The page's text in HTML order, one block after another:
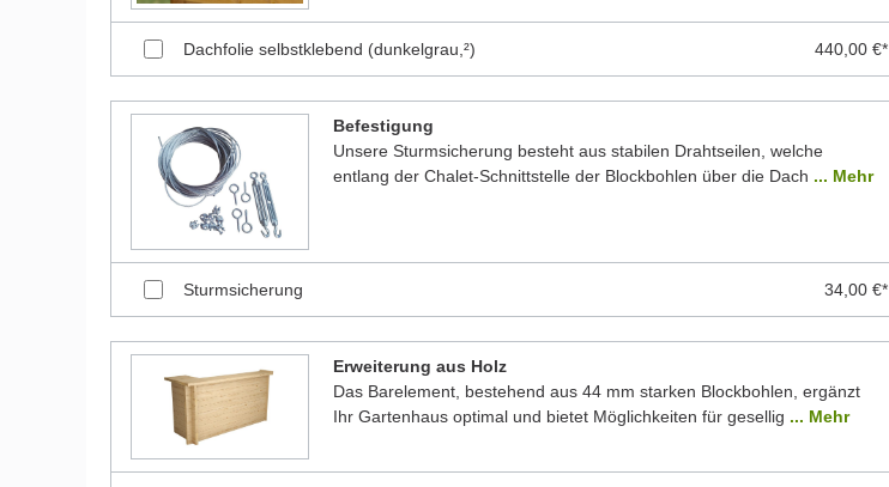
Dachfolie selbstklebend (dunkelgrau,²) 440,00 €*
Befestigung
Unsere Sturmsicherung besteht aus stabilen Drahtseilen, welche
entlang der Chalet-Schnittstelle der Blockbohlen über die Dach ... Mehr
Sturmsicherung 34,00 €*
Erweiterung aus Holz
Das Barelement, bestehend aus 44 mm starken Blockbohlen, ergänzt
Ihr Gartenhaus optimal und bietet Möglichkeiten für gesellig ... Mehr